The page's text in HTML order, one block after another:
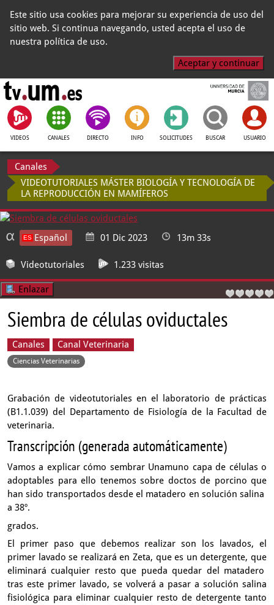
Este sitio usa cookies para mejorar su experiencia de uso del
sitio web. Si continua navegando, usted acepta el uso de
nuestra política de uso.
Aceptar y continuar
VIDEOS CANALES DIRECTO INFO SOLICITUDES BUSCAR USUARIO
Canales
VIDEOTUTORIALES MÁSTER BIOLOGÍA Y TECNOLOGÍA DE
LA REPRODUCCIÓN EN MAMÍFEROS
Español 01 Dic 2023 13m 33s
Videotutoriales 1.233 visitas
Enlazar
Siembra de células oviductales
Canales Canal Veterinaria
Ciencias Veterinarias
Grabación de videotutoriales en el laboratorio de prácticas
(B1.1.039) del Departamento de Fisiología de la Facultad de
veterinaria.
Transcripción (generada automáticamente)
Vamos a explicar cómo sembrar Unamuno capa de células o
adoptables para ello tenemos sobre doctos de porcino que
han sido transportados desde el matadero en solución salina
a 38º.
grados.
El primer paso que debemos realizar son los lavados, el
primer lavado se realizará en Zeta, que es un detergente, que
eliminará cualquier resto que pueda quedar del matadero
tras este primer lavado, se volverá a pasar a solución salina
fisiológica para eliminar cualquier resto de detergente tanto